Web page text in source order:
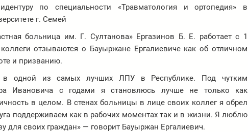
по специальности «Травматология и ортопедия» в
г. Семей
больница им. Г. Султанова» Ергазинов Б. Е. работает с 1
отзываются о Бауыржане Ергалиевиче как об отличном
и призванию.
в одной из самых лучших ЛПУ в Республике. Под чутким
Ивановича с годами я становлюсь лучше не только как
в целом. В стенах больницы в лице своих коллег я обрел
поддерживаем как в рабочих моментах так и в жизни. Я люблю
для своих граждан» — говорит Бауыржан Ергалиевич.